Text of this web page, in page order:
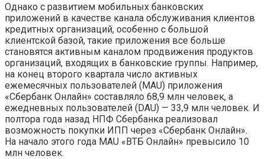
Однако с развитием мобильных банковских
приложений в качестве канала обслуживания клиентов
кредитных организаций, особенно с большой
клиентской базой, такие приложения все больше
становятся активным каналом продвижения продуктов
организаций, входящих в банковские группы. Например,
на конец второго квартала число активных
ежемесячных пользователей (MAU) приложения
«Сбербанк Онлайн» составляло 68,9 млн человек, а
ежедневных пользователей (DAU) — 33,9 млн человек. И
полтора года назад НПФ Сбербанка реализовал
возможность покупки ИПП через «Сбербанк Онлайн».
На начало этого года MAU «ВТБ Онлайн» превысило 10
млн человек.